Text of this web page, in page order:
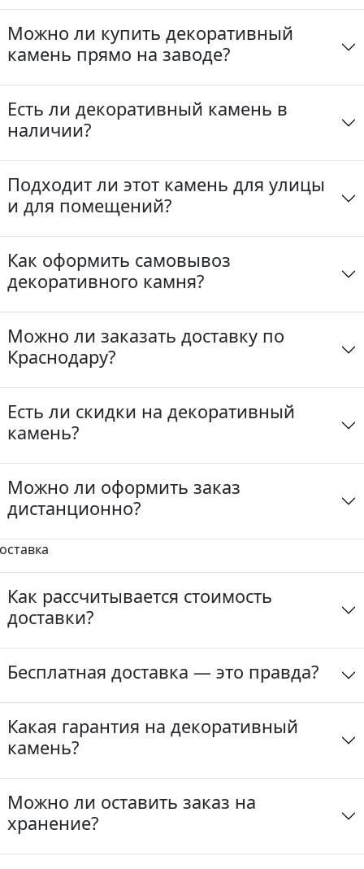
Можно ли купить декоративный
камень прямо на заводе?
Есть ли декоративный камень в
наличии?
Подходит ли этот камень для улицы
и для помещений?
Как оформить самовывоз
декоративного камня?
Можно ли заказать доставку по
Краснодару?
Есть ли скидки на декоративный
камень?
Можно ли оформить заказ
дистанционно?
Как рассчитывается стоимость
доставки?
Бесплатная доставка — это правда?
Какая гарантия на декоративный
камень?
Можно ли оставить заказ на
хранение?